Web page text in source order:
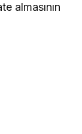
almasının